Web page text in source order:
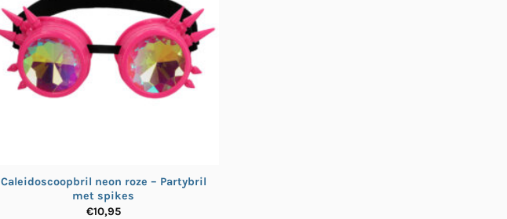
Caleidoscoopbril neon roze – Partybril
met spikes
€10,95